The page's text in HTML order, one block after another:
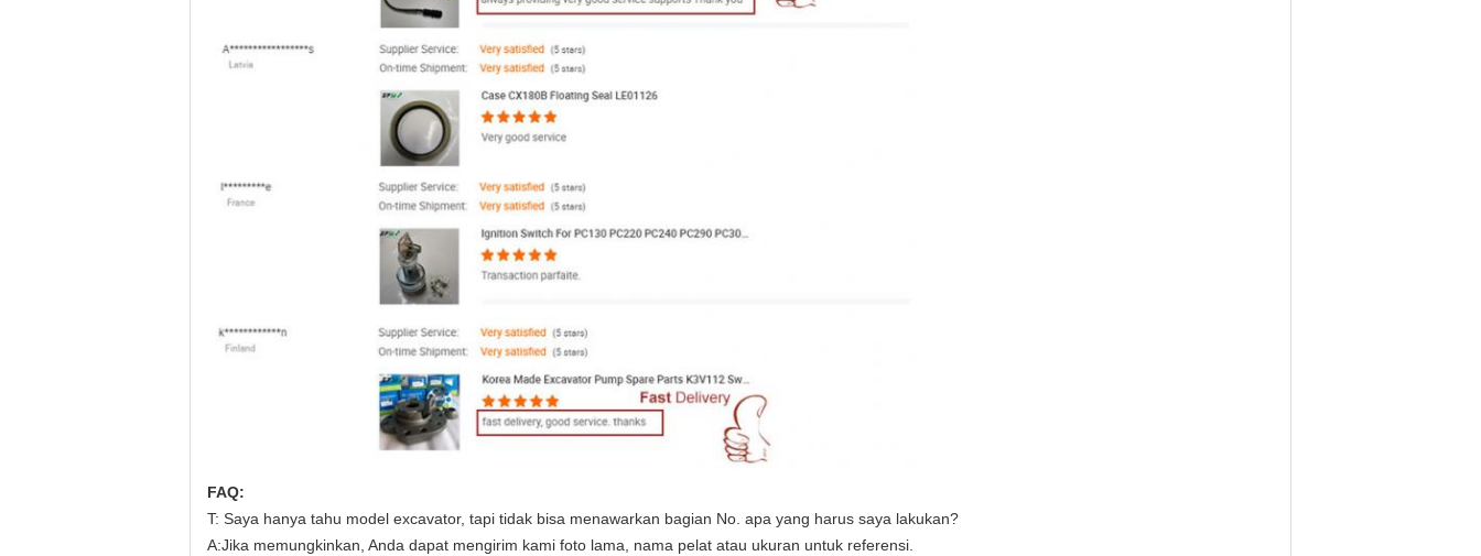
FAQ:
T: Saya hanya tahu model excavator, tapi tidak bisa menawarkan bagian No. apa yang harus saya lakukan?
A:Jika memungkinkan, Anda dapat mengirim kami foto lama, nama pelat atau ukuran untuk referensi